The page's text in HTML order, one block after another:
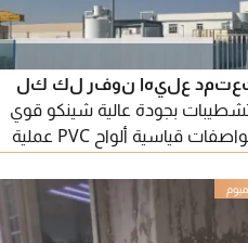
عليها نوفر لك كل
بجودة عالية شينكو قوي
ويتحمل أقسى الظروف طابوق بمواصفات قياسية ألواح PVC عملية
مناسب للمشاريع السكنية
- الصجعة للتواصل